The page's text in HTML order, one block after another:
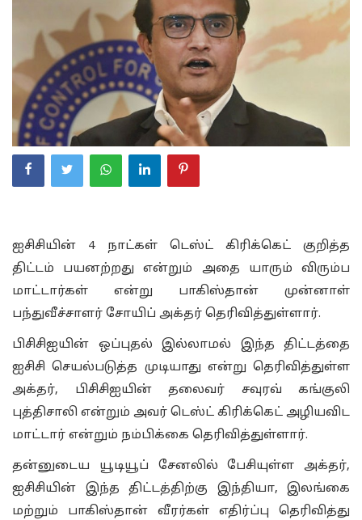
ஐசிசியின் 4 நாட்கள் டெஸ்ட் கிரிக்கெட் குறித்த
திட்டம் பயனற்றது என்றும் அதை யாரும் விரும்ப
மாட்டார்கள் என்று பாகிஸ்தான் முன்னாள்
பந்துவீச்சாளர் சோயிப் அக்தர் தெரிவித்துள்ளார்.
பிசிசிஐயின் ஒப்புதல் இல்லாமல் இந்த திட்டத்தை
ஐசிசி செயல்படுத்த முடியாது என்று தெரிவித்துள்ள
அக்தர், பிசிசிஐயின் தலைவர் சவுரவ் கங்குலி
புத்திசாலி என்றும் அவர் டெஸ்ட் கிரிக்கெட் அழியவிட
மாட்டார் என்றும் நம்பிக்கை தெரிவித்துள்ளார்.
தன்னுடைய யூடியூப் சேனலில் பேசியுள்ள அக்தர்,
ஐசிசியின் இந்த திட்டத்திற்கு இந்தியா, இலங்கை
மற்றும் பாகிஸ்தான் வீரர்கள் எதிர்ப்பு தெரிவித்து